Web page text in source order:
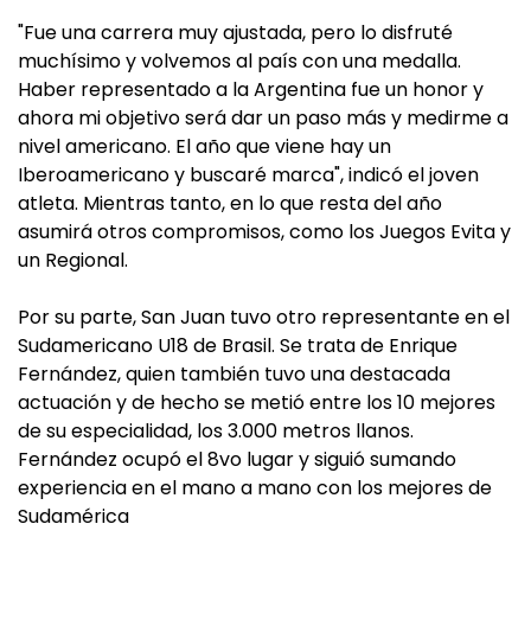
"Fue una carrera muy ajustada, pero lo disfruté
muchísimo y volvemos al país con una medalla.
Haber representado a la Argentina fue un honor y
ahora mi objetivo será dar un paso más y medirme a
nivel americano. El año que viene hay un
Iberoamericano y buscaré marca", indicó el joven
atleta. Mientras tanto, en lo que resta del año
asumirá otros compromisos, como los Juegos Evita y
un Regional.
Por su parte, San Juan tuvo otro representante en el
Sudamericano U18 de Brasil. Se trata de Enrique
Fernández, quien también tuvo una destacada
actuación y de hecho se metió entre los 10 mejores
de su especialidad, los 3.000 metros llanos.
Fernández ocupó el 8vo lugar y siguió sumando
experiencia en el mano a mano con los mejores de
Sudamérica